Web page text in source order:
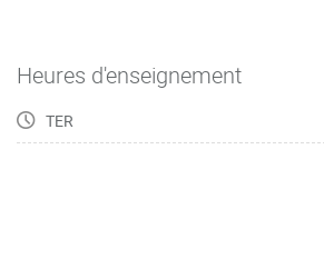
Heures d'enseignement
TER